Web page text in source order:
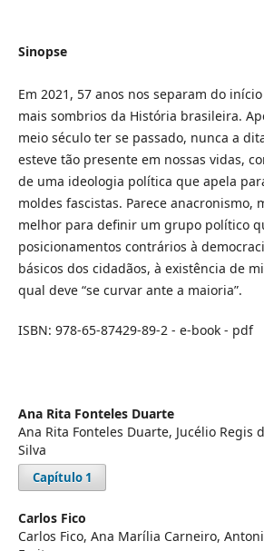
Sinopse
Em 2021, 57 anos nos separam do
mais sombrios da História brasileira.
meio século ter se passado, nunca a
esteve tão presente em nossas vidas,
de uma ideologia política que apela
moldes fascistas. Parece anacronismo,
melhor para definir um grupo político
posicionamentos contrários à
básicos dos cidadãos, à existência de
qual deve “se curvar ante a maioria”.
ISBN: 978-65-87429-89-2 - e-book - pdf
Ana Rita Fonteles Duarte
Ana Rita Fonteles Duarte, Jucélio Regis
Silva
Capítulo 1
Carlos Fico
Carlos Fico, Ana Marília Carneiro,